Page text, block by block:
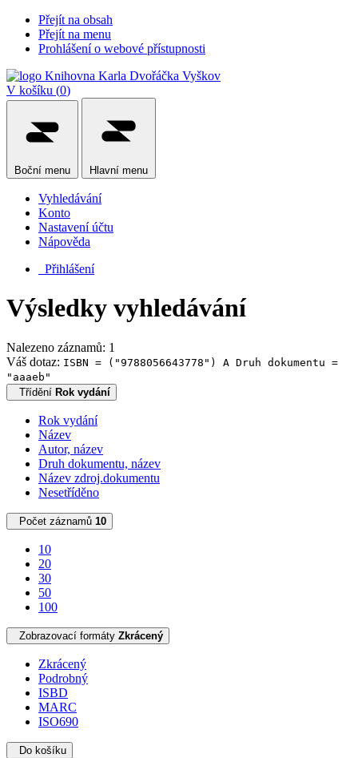
Přejít na obsah
Přejít na menu
Prohlášení o webové přístupnosti
V košíku (0)
Boční menu Hlavní menu
Vyhledávání
Konto
Nastavení účtu
Nápověda
Přihlášení
Výsledky vyhledávání
Nalezeno záznamů: 1
Váš dotaz: ISBN = ("9788056643778") A Druh dokumentu =
"aaaeb"
Třídění Rok vydání
Rok vydání
Název
Autor, název
Druh dokumentu, název
Název zdroj.dokumentu
Nesetříděno
Počet záznamů 10
10
20
30
50
100
Zobrazovací formáty Zkrácený
Zkrácený
Podrobný
ISBD
MARC
ISO690
Do košíku